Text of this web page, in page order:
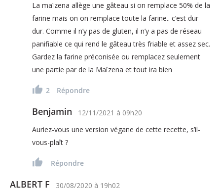
La maïzena allège une gâteau si on remplace 50% de la
farine mais on on remplace toute la farine.. c’est dur
dur. Comme il n’y pas de gluten, il n’y a pas de réseau
panifiable ce qui rend le gâteau très friable et assez sec.
Gardez la farine préconisée ou remplacez seulement
une partie par de la Maïzena et tout ira bien
2 Répondre
Benjamin 12/11/2021 à 09h20
Auriez-vous une version végane de cette recette, s’il-
vous-plaît ?
Répondre
ALBERT F 30/08/2020 à 19h02